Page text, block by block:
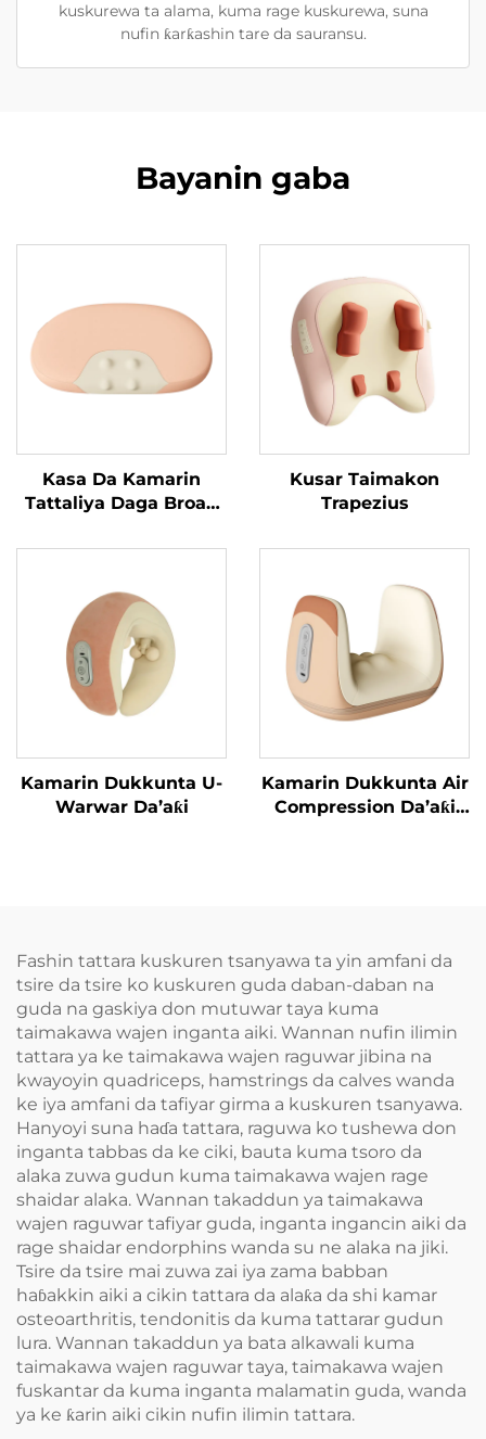
kuskurewa ta alama, kuma rage kuskurewa, suna
nufin ƙarƙashin tare da sauransu.
Bayanin gaba
Kasa Da Kamarin
Tattaliya Daga Broad
Kusar Taimakon
Trapezius
Kamarin Dukkunta U-
Warwar Da’aƙi
Kamarin Dukkunta Air
Compression Da’aƙi
Fashin tattara kuskuren tsanyawa ta yin amfani da
tsire da tsire ko kuskuren guda daban-daban na
guda na gaskiya don mutuwar taya kuma
taimakawa wajen inganta aiki. Wannan nufin ilimin
tattara ya ke taimakawa wajen raguwar jibina na
kwayoyin quadriceps, hamstrings da calves wanda
ke iya amfani da tafiyar girma a kuskuren tsanyawa.
Hanyoyi suna haɗa tattara, raguwa ko tushewa don
inganta tabbas da ke ciki, bauta kuma tsoro da
alaka zuwa gudun kuma taimakawa wajen rage
shaidar alaka. Wannan takaddun ya taimakawa
wajen raguwar tafiyar guda, inganta ingancin aiki da
rage shaidar endorphins wanda su ne alaka na jiki.
Tsire da tsire mai zuwa zai iya zama babban
haɓakkin aiki a cikin tattara da alaƙa da shi kamar
osteoarthritis, tendonitis da kuma tattarar gudun
lura. Wannan takaddun ya bata alkawali kuma
taimakawa wajen raguwar taya, taimakawa wajen
fuskantar da kuma inganta malamatin guda, wanda
ya ke ƙarin aiki cikin nufin ilimin tattara.